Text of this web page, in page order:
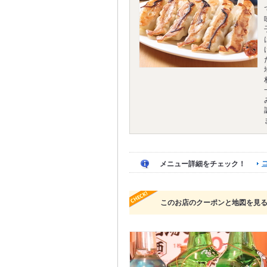
メニュー詳細をチェック！
このお店のクーポンと地図を見る